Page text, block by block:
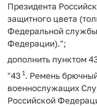
Президента
защитного цвета
Федеральной
Федерации).";
дополнить пунктом
"43 1. Ремень
военнослужащих
Российской